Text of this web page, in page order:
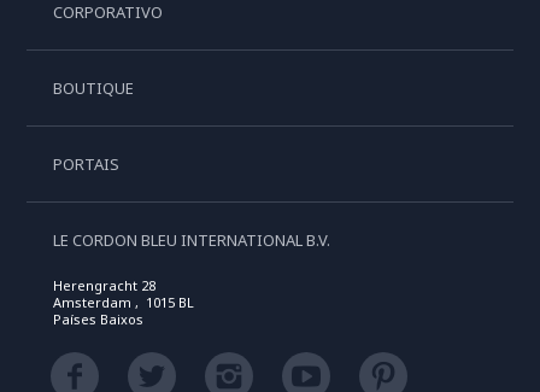
CORPORATIVO
BOUTIQUE
PORTAIS
LE CORDON BLEU INTERNATIONAL B.V.
Herengracht 28
Amsterdam , 1015 BL
Países Baixos